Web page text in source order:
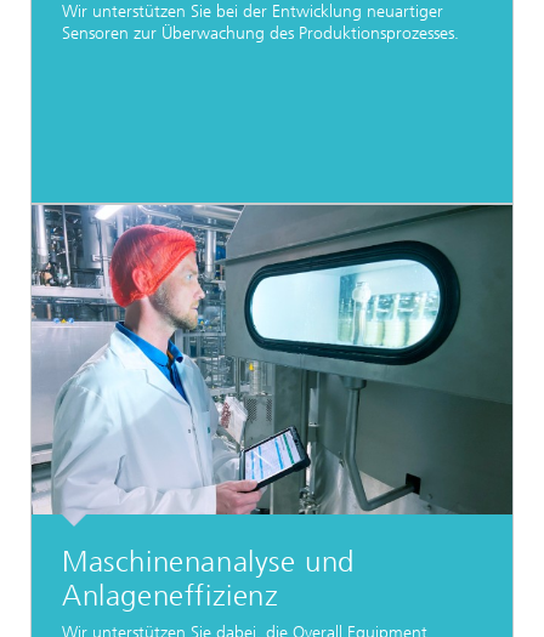
Wir unterstützen Sie bei der Entwicklung neuartiger
Sensoren zur Überwachung des Produktionsprozesses.
Maschinenanalyse und
Anlageneffizienz